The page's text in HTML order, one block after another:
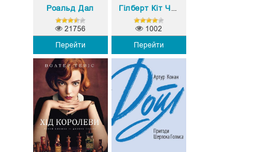
Роальд Дал
Перейти
21756
Гілберт Кіт Честертон
Перейти
1002